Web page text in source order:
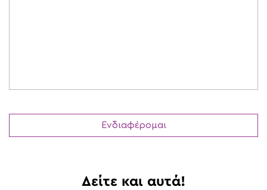
Δείτε και αυτά!